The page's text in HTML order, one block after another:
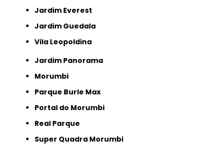
Jardim Everest
Jardim Guedala
Vila Leopoldina
Jardim Panorama
Morumbi
Parque Burle Max
Portal do Morumbi
Real Parque
Super Quadra Morumbi